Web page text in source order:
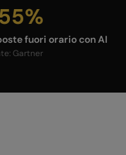
fuori orario con AI
Gartner